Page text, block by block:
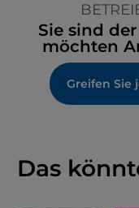
Sie sind
möchten
Das